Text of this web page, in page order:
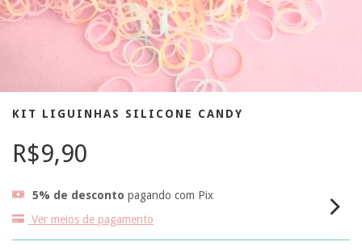
KIT LIGUINHAS SILICONE CANDY
R$9,90
5% de desconto pagando com Pix
Ver meios de pagamento